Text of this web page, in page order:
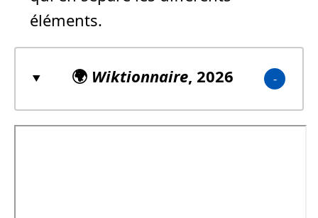
éléments.
🌍 Wiktionnaire, 2026